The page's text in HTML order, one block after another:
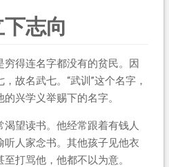
志向
得连名字都没有的贫民。因
故名武七。“武训”这个名字，
兴学义举赐下的名字。
望读书。他经常跟着有钱人
人家念书。其他孩子见他衣
打骂他，他都不以为意。